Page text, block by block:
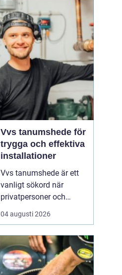
viktigaste skydd mot
regn, snö och fukt, och
en i tid genomförd
renovering kan sp...
Vvs tanumshede för
trygga och effektiva
installationer
Vvs tanumshede är ett
vanligt sökord när
privatpersoner och
företag behöver hjälp
med värme, vatten och
Många undrar vad som
skiljer en seriös vvs
partner från en tillfällig
04 augusti 2026